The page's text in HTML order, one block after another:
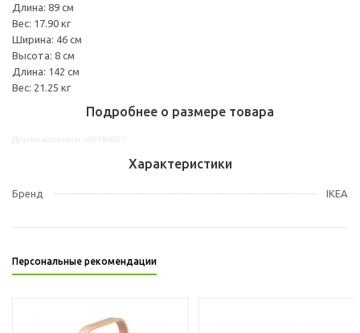
Длина: 89 см
Вес: 17.90 кг
Ширина: 46 см
Высота: 8 см
Длина: 142 см
Вес: 21.25 кг
Подробнее о размере товара
Характеристики
Бренд IKEA
Персональные рекомендации